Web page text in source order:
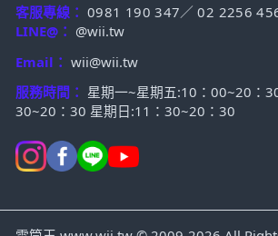
客服專線： 0981 190 347／02 2256
LINE@： @wii.tw
Email： wii@wii.tw
服務時間： 星期一~星期五:10：00~20：
30~20：30 星期日:11：30~20：30